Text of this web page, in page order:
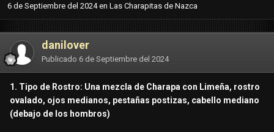
6 de Septiembre del 2024en Las Charapitas de Nazca
danilover
Publicado 6 de Septiembre del 2024
1. Tipo de Rostro: Una mezcla de Charapa con Limeña, rostro
ovalado, ojos medianos, pestañas postizas, cabello mediano
(debajo de los hombros)